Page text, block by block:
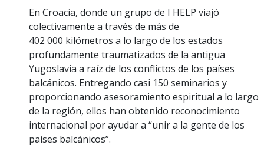
En Croacia, donde un grupo de I HELP viajó
colectivamente a través de más de
402 000 kilómetros a lo largo de los estados
profundamente traumatizados de la antigua
Yugoslavia a raíz de los conflictos de los países
balcánicos. Entregando casi 150 seminarios y
proporcionando asesoramiento espiritual a lo largo
de la región, ellos han obtenido reconocimiento
internacional por ayudar a “unir a la gente de los
países balcánicos”.